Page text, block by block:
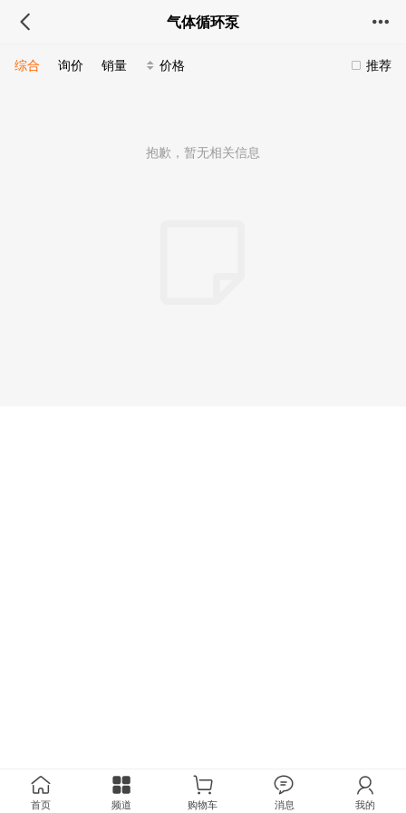
气体循环泵
推荐
综合 询价 销量 价格
抱歉，暂无相关信息
首页 频道 购物车 消息 我的